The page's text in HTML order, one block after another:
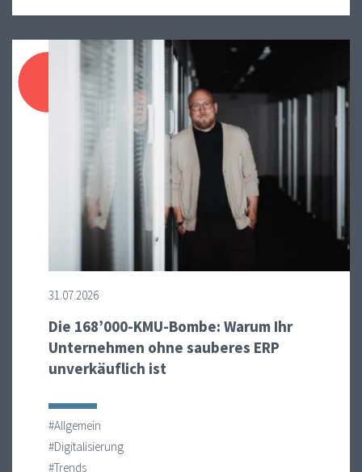
31.07.2026
Die 168’000-KMU-Bombe: Warum Ihr
Unternehmen ohne sauberes ERP
unverkäuflich ist
#Allgemein
#Digitalisierung
#Trends